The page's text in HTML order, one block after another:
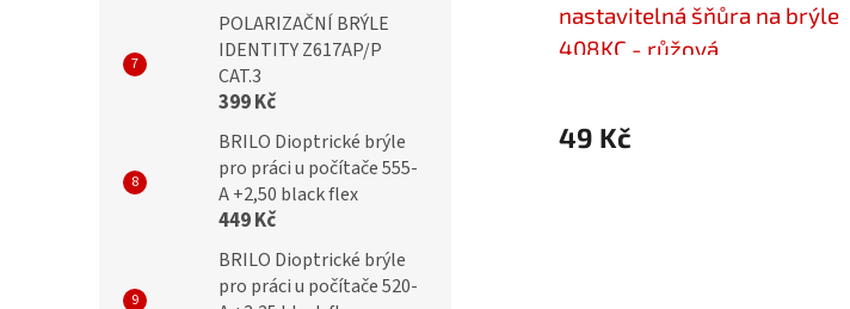
POLARIZAČNÍ BRÝLE
IDENTITY Z617AP/P
CAT.3
399 Kč
BRILO Dioptrické brýle
pro práci u počítače 555-
A +2,50 black flex
449 Kč
BRILO Dioptrické brýle
pro práci u počítače 520-
nastavitelná šňůra na brýle
407KC - fialová
49 Kč
nastavitelná šňůra na brýle
408KC - růžová
49 Kč